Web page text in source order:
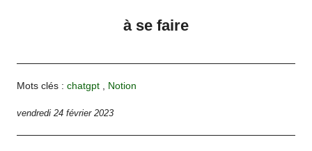
à se faire
Mots clés :chatgpt Notion
vendredi 24 février 2023